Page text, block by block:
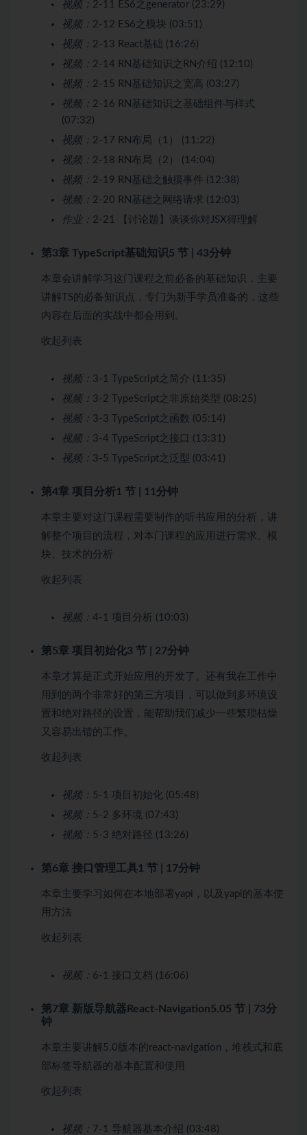
视频： 2-11 ES6之generator (23:29)
视频： 2-12 ES6之模块 (03:51)
视频： 2-13 React基础 (16:26)
视频： 2-14 RN基础知识之RN介绍 (12:10)
视频： 2-15 RN基础知识之宽高 (03:27)
视频： 2-16 RN基础知识之基础组件与样式
(07:32)
视频： 2-17 RN布局（1） (11:22)
视频： 2-18 RN布局（2） (14:04)
视频： 2-19 RN基础之触摸事件 (12:38)
视频： 2-20 RN基础之网络请求 (12:03)
作业： 2-21 【讨论题】谈谈你对JSX得理解
第3章 TypeScript基础知识5 节 | 43分钟
本章会讲解学习这门课程之前必备的基础知识，主要
讲解TS的必备知识点，专门为新手学员准备的，这些
内容在后面的实战中都会用到。
收起列表
视频： 3-1 TypeScript之简介 (11:35)
视频： 3-2 TypeScript之非原始类型 (08:25)
视频： 3-3 TypeScript之函数 (05:14)
视频： 3-4 TypeScript之接口 (13:31)
视频： 3-5 TypeScript之泛型 (03:41)
第4章 项目分析1 节 | 11分钟
本章主要对这门课程需要制作的听书应用的分析，讲
解整个项目的流程，对本门课程的应用进行需求、模
块、技术的分析
收起列表
视频： 4-1 项目分析 (10:03)
第5章 项目初始化3 节 | 27分钟
本章才算是正式开始应用的开发了。还有我在工作中
用到的两个非常好的第三方项目，可以做到多环境设
置和绝对路径的设置，能帮助我们减少一些繁琐枯燥
又容易出错的工作。
收起列表
视频： 5-1 项目初始化 (05:48)
视频： 5-2 多环境 (07:43)
视频： 5-3 绝对路径 (13:26)
第6章 接口管理工具1 节 | 17分钟
本章主要学习如何在本地部署yapi，以及yapi的基本使
用方法
收起列表
视频： 6-1 接口文档 (16:06)
第7章 新版导航器React-Navigation5.05 节 | 73分
钟
本章主要讲解5.0版本的react-navigation，堆栈式和底
部标签导航器的基本配置和使用
收起列表
视频： 7-1 导航器基本介绍 (03:48)